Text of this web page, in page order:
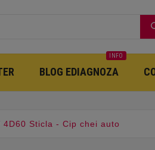
BLOG EDIAGNOZA
INFO
4D60 Sticla - Cip chei auto